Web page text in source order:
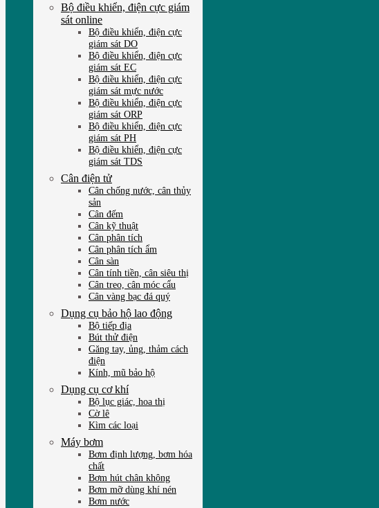
Bộ điều khiển, điện cực giám
sát online
Bộ điều khiển, điện cực
giám sát DO
Bộ điều khiển, điện cực
giám sát EC
Bộ điều khiển, điện cực
giám sát mực nước
Bộ điều khiển, điện cực
giám sát ORP
Bộ điều khiển, điện cực
giám sát PH
Bộ điều khiển, điện cực
giám sát TDS
Cân điện tử
Cân chống nước, cân thủy
sản
Cân đếm
Cân kỹ thuật
Cân phân tích
Cân phân tích ẩm
Cân sàn
Cân tính tiền, cân siêu thị
Cân treo, cân móc cẩu
Cân vàng bạc đá quý
Dụng cụ bảo hộ lao động
Bộ tiếp địa
Bút thử điện
Găng tay, ủng, thảm cách
điện
Kính, mũ bảo hộ
Dụng cụ cơ khí
Bộ lục giác, hoa thị
Cờ lê
Kìm các loại
Máy bơm
Bơm định lượng, bơm hóa
chất
Bơm hút chân không
Bơm mỡ dùng khí nén
Bơm nước